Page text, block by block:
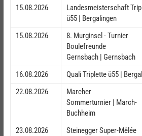
15.08.2026
Landesmeisterschaft
ü55 | Bergalingen
15.08.2026
8. Murginsel - Turnier
Boulefreunde
Gernsbach | Gernsbach
16.08.2026
Quali Triplette ü55 |
22.08.2026
Marcher
Sommerturnier | March-
Buchheim
23.08.2026
Steinegger Super-Mêlée